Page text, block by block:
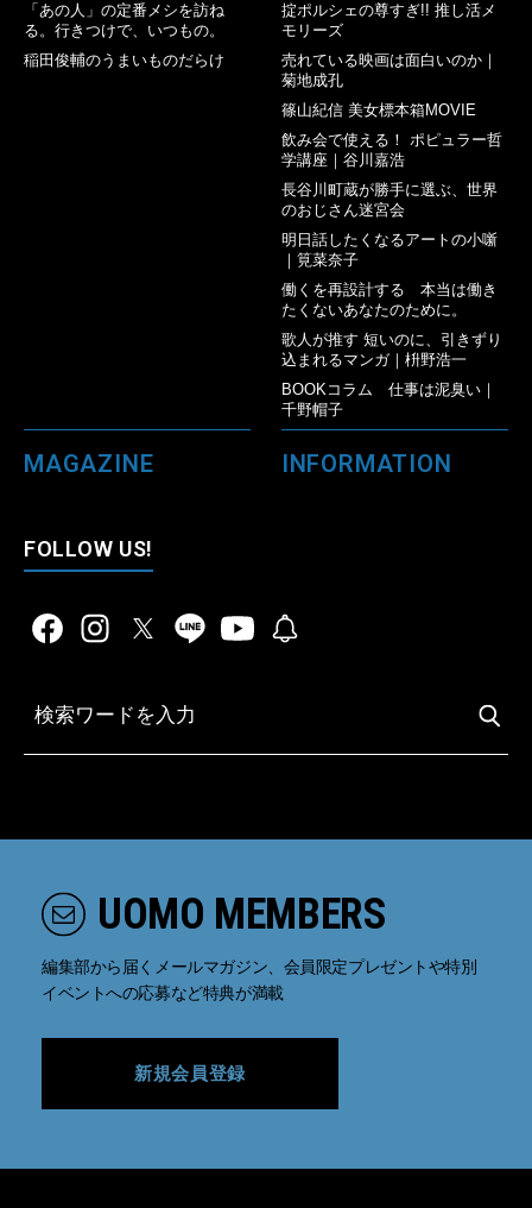
「あの人」の定番メシを訪ね
る。行きつけで、いつもの。
稲田俊輔のうまいものだらけ
掟ポルシェの尊すぎ!! 推し活メ
モリーズ
売れている映画は面白いのか｜
菊地成孔
篠山紀信 美女標本箱MOVIE
飲み会で使える！ ポピュラー哲
学講座｜谷川嘉浩
長谷川町蔵が勝手に選ぶ、世界
のおじさん迷宮会
明日話したくなるアートの小噺
｜筧菜奈子
働くを再設計する 本当は働き
たくないあなたのために。
歌人が推す 短いのに、引きずり
込まれるマンガ｜枡野浩一
BOOKコラム 仕事は泥臭い｜
千野帽子
MAGAZINE INFORMATION
FOLLOW US!
UOMO MEMBERS
編集部から届くメールマガジン、会員限定プレゼントや特別
イベントへの応募など特典が満載
新規会員登録